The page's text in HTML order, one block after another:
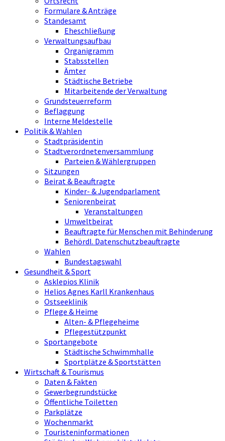
Formulare & Anträge
Standesamt
Eheschließung
Verwaltungsaufbau
Organigramm
Stabsstellen
Ämter
Städtische Betriebe
Mitarbeitende der Verwaltung
Grundsteuerreform
Beflaggung
Interne Meldestelle
Politik & Wahlen
Stadtpräsidentin
Stadtverordnetenversammlung
Parteien & Wählergruppen
Sitzungen
Beirat & Beauftragte
Kinder- & Jugendparlament
Seniorenbeirat
Veranstaltungen
Umweltbeirat
Beauftragte für Menschen mit Behinderung
Behördl. Datenschutzbeauftragte
Wahlen
Bundestagswahl
Gesundheit & Sport
Asklepios Klinik
Helios Agnes Karll Krankenhaus
Ostseeklinik
Pflege & Heime
Alten- & Pflegeheime
Pflegestützpunkt
Sportangebote
Städtische Schwimmhalle
Sportplätze & Sportstätten
Wirtschaft & Tourismus
Daten & Fakten
Gewerbegrundstücke
Öffentliche Toiletten
Parkplätze
Wochenmarkt
Touristeninformationen